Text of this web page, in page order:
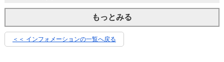
もっとみる
＜＜ インフォメーションの一覧へ戻る